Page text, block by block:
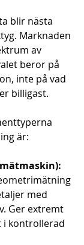
blir nästa
Marknaden
av
beror på
inte på vad
billigast.
är:
med
Ger extremt
i kontrollerad